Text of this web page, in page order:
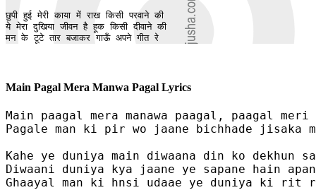
छुपी हुई मेरी काया में राख किसी परवाने की
ये मेरा दुखिया जीवन है हूक किसी दीवाने की
मन के टूटे तार बजाकर गाऊँ अपने गीत रे
Main Pagal Mera Manwa Pagal Lyrics
Main paagal mera manawa paagal, paagal
Pagale man ki pir wo jaane bichhade
Kahe ye duniya main diwaana din ko dekhun
Diwaani duniya kya jaane ye sapane hain
Ghaayal man ki hnsi udaae ye duniya ki rit